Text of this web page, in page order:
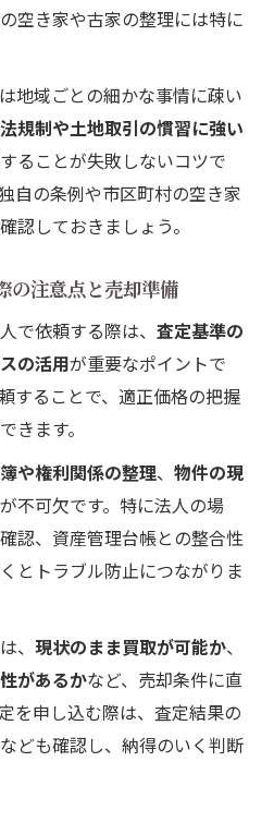
空き家や古家の整理には特に
地域ごとの細かな事情に疎い
規制や土地取引の慣習に強い
ることが失敗しないコツで
自の条例や市区町村の空き家
認しておきましょう。
の注意点と売却準備
で依頼する際は、 査定基準の
の活用が重要なポイントで
することで、適正価格の把握
きます。
や権利関係の整理、 物件の現
が不可欠です。特に法人の場
認、資産管理台帳との整合性
とトラブル防止につながりま
、 現状のまま買取が可能か、
があるかなど、売却条件に直
を申し込む際は、査定結果の
ども確認し、納得のいく判断